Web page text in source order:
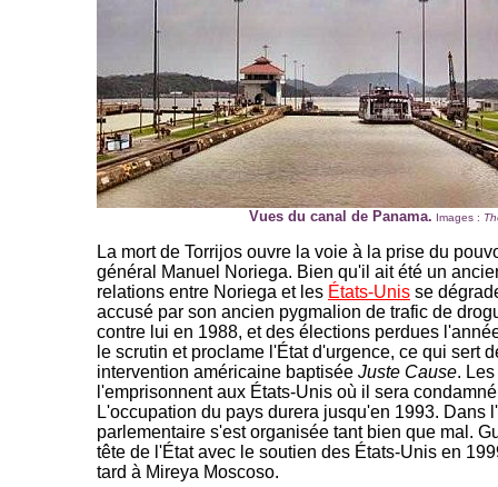
Vues du canal de Panama. Images :
La mort de Torrijos ouvre la voie à la prise du
général Manuel Noriega. Bien qu'il ait été un
relations entre Noriega et les États-Unis se
accusé par son ancien pygmalion de trafic de
contre lui en 1988, et des élections perdues
le scrutin et proclame l'État d'urgence, ce qui sert
intervention américaine baptisée Juste Cause. Les
l'emprisonnent aux États-Unis où il sera
L'occupation du pays durera jusqu'en 1993. Dans
parlementaire s'est organisée tant bien que mal.
tête de l'État avec le soutien des États-Unis en
tard à Mireya Moscoso.